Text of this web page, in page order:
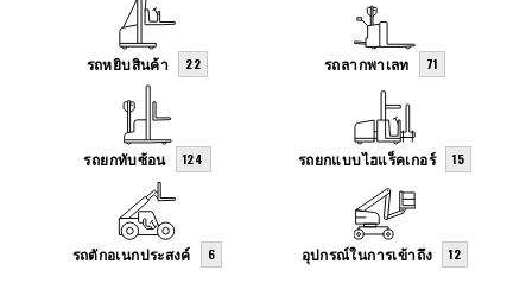
รถหยิบสินค้า 22 รถลากพาเลท 71
รถยกทับซ้อน 124 รถยกแบบไฮแร็คเกอร์ 15
รถตักอเนกประสงค์ 6 อุปกรณ์ในการเข้าถึง 12